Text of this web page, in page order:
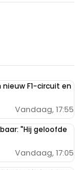
F1-circuit en
Vandaag, 17:55
"Hij geloofde
Vandaag, 17:05